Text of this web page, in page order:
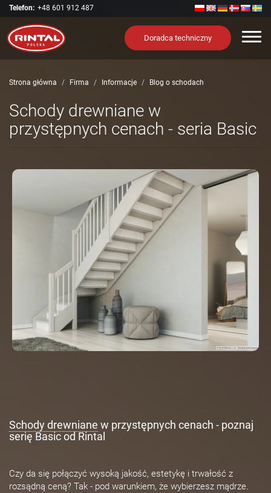
Telefon: +48 601 912 487
Doradca techniczny
Strona główna Firma Informacje Blog o schodach
Schody drewniane w
przystępnych cenach - seria Basic
Schody drewniane w przystępnych cenach - poznaj
serię Basic od Rintal
Czy da się połączyć wysoką jakość, estetykę i trwałość z
rozsądną ceną? Tak - pod warunkiem, że wybierzesz mądrze.